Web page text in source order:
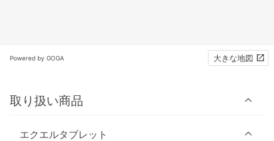
Powered by GOGA 大きな地図
取り扱い商品
エクエルタブレット